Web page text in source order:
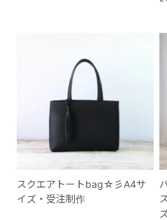
スクエアトートbag☆彡A4サ
イズ・受注制作